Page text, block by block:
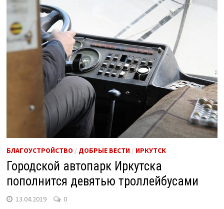
БЛАГОУСТРОЙСТВО / ДОБРЫЕ ВЕСТИ/ ИРКУТСК
Городской автопарк Иркутска
пополнится девятью троллейбусами
13.04.2019 0